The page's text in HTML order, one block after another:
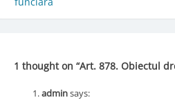
1 thought on “Art. 878. Obiectul
adminsays: